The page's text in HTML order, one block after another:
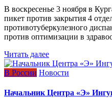
В воскресенье 3 ноября в
пикет против закрытия 4
противотуберкулезного
против оптимизации в
Читать далее
В России Новости
Начальник Центра «Э»